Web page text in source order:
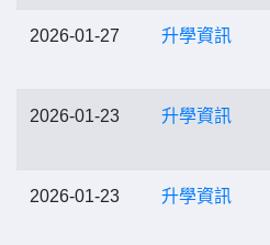
2026-01-27 升學資訊
2026-01-23 升學資訊
2026-01-23 升學資訊